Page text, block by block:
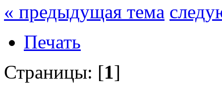
« предыдущая тема
Печать
Страницы: [1]